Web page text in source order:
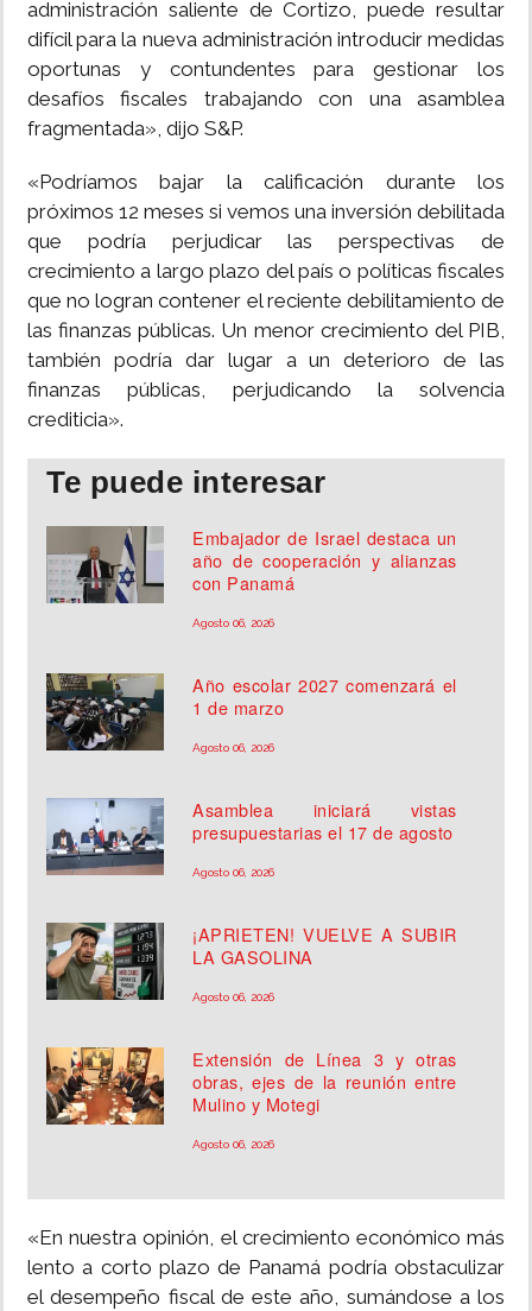
administración saliente de Cortizo, puede resultar
difícil para la nueva administración introducir medidas
oportunas y contundentes para gestionar los
desafíos fiscales trabajando con una asamblea
fragmentada», dijo S&P.
«Podríamos bajar la calificación durante los
próximos 12 meses si vemos una inversión debilitada
que podría perjudicar las perspectivas de
crecimiento a largo plazo del país o políticas fiscales
que no logran contener el reciente debilitamiento de
las finanzas públicas. Un menor crecimiento del PIB,
también podría dar lugar a un deterioro de las
finanzas públicas, perjudicando la solvencia
crediticia».
Te puede interesar
Embajador de Israel destaca un
año de cooperación y alianzas
con Panamá
Agosto 06, 2026
Año escolar 2027 comenzará el
1 de marzo
Agosto 06, 2026
Asamblea iniciará vistas
presupuestarias el 17 de agosto
Agosto 06, 2026
¡APRIETEN! VUELVE A SUBIR
LA GASOLINA
Agosto 06, 2026
Extensión de Línea 3 y otras
obras, ejes de la reunión entre
Mulino y Motegi
Agosto 06, 2026
«En nuestra opinión, el crecimiento económico más
lento a corto plazo de Panamá podría obstaculizar
el desempeño fiscal de este año, sumándose a los